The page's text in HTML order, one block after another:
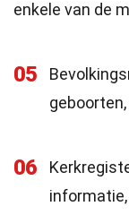
enkele van de
05
06